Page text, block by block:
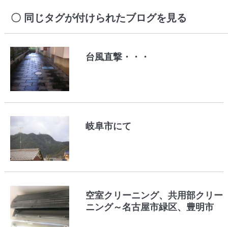
同じタグが付けられたブログを見る
台風直撃・・・
岐阜市にて
空室クリーニング、共用部クリー
ニング～名古屋市緑区、豊明市